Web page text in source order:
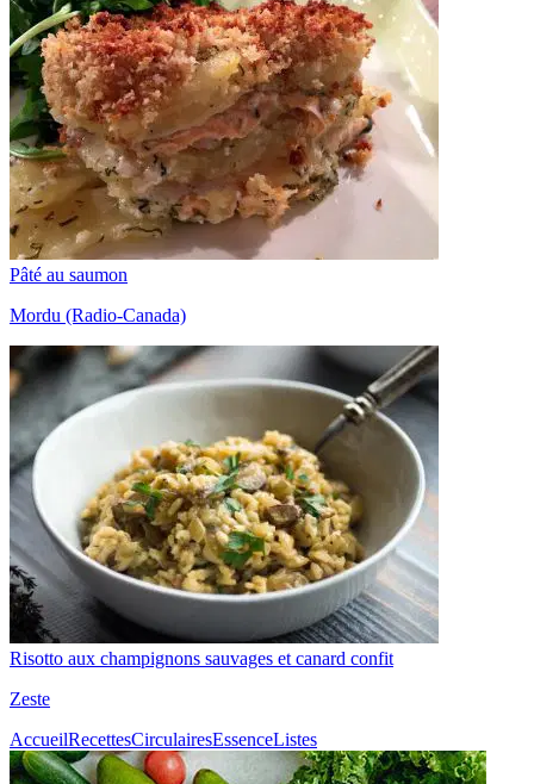
Pâté au saumon
Mordu (Radio-Canada)
Risotto aux champignons sauvages et canard confit
Zeste
AccueilRecettesCirculairesEssenceListes